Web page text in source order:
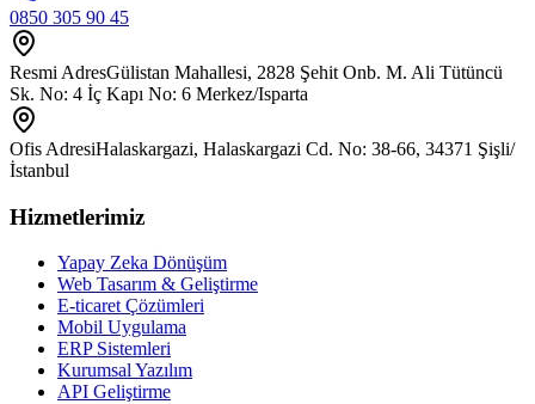
0850 305 90 45
Resmi AdresGülistan Mahallesi, 2828 Şehit Onb. M. Ali Tütüncü
Sk. No: 4 İç Kapı No: 6 Merkez/Isparta
Ofis AdresiHalaskargazi, Halaskargazi Cd. No: 38-66, 34371 Şişli/
İstanbul
Hizmetlerimiz
Yapay Zeka Dönüşüm
Web Tasarım & Geliştirme
E-ticaret Çözümleri
Mobil Uygulama
ERP Sistemleri
Kurumsal Yazılım
API Geliştirme